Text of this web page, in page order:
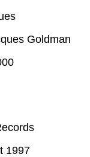
Goldman
1997